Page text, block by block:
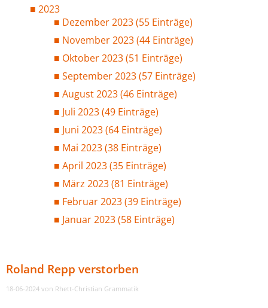
2023
Dezember 2023 (55 Einträge)
November 2023 (44 Einträge)
Oktober 2023 (51 Einträge)
September 2023 (57 Einträge)
August 2023 (46 Einträge)
Juli 2023 (49 Einträge)
Juni 2023 (64 Einträge)
Mai 2023 (38 Einträge)
April 2023 (35 Einträge)
März 2023 (81 Einträge)
Februar 2023 (39 Einträge)
Januar 2023 (58 Einträge)
Roland Repp verstorben
18-06-2024 von Rhett-Christian Grammatik